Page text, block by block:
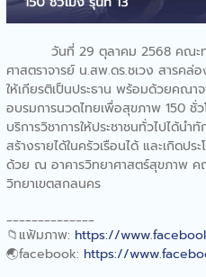
ค
ค
ต้
ม
ศึ
แ
ศู
เ
วันที่ 29 ตุลาคม 2568 คณะทรั
ศาสตราจารย์ น.สพ.ดร.ชเวง สารคล่
ให้เกียรติเป็นประธาน พร้อมด้วยคณา
อบรมการนวดไทยเพื่อสุขภาพ 150 ชั่
บริการวิชาการให้ประชาชนทั่วไปได้น
สร้างรายได้ในครัวเรือนได้ และเกิดป
ด้วย ณ อาคารวิทยาศาสตร์สุขภาพ ค
วิทยาเขตสกลนคร
______________
📁แฟ้มภาพ: https://
🌏facebook: https://